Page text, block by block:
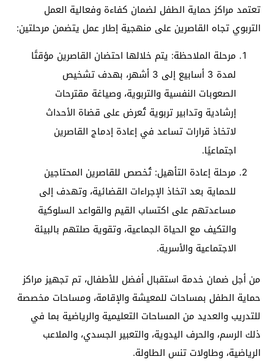
تعتمد مراكز حماية الطفل لضمان كفاءة وفعالية العمل
التربوي تجاه القاصرين على منهجية إطار عمل يتضمن مرحلتين:
مرحلة الملاحظة: يتم خلالها احتضان القاصرين مؤقتًا
لمدة 3 أسابيع إلى 3 أشهر، بهدف تشخيص
الصعوبات النفسية والتربوية، وصياغة مقترحات
إرشادية وتدابير تربوية تُعرض على قضاة الأحداث
لاتخاذ قرارات تساعد في إعادة إدماج القاصرين
اجتماعيًا.
مرحلة إعادة التأهيل: تُخصص للقاصرين المحتاجين
للحماية بعد اتخاذ الإجراءات القضائية، وتهدف إلى
مساعدتهم على اكتساب القيم والقواعد السلوكية
والتكيف مع الحياة الجماعية، وتقوية صلتهم بالبيئة
الاجتماعية والأسرية.
من أجل ضمان خدمة استقبال أفضل للأطفال، تم تجهيز مراكز
حماية الطفل بمساحات للمعيشة والإقامة، ومساحات مخصصة
للتدريب والعديد من المساحات التعليمية والرياضية بما في
ذلك الرسم، والحرف اليدوية، والتعبير الجسدي، والملاعب
الرياضية، وطاولات تنس الطاولة.